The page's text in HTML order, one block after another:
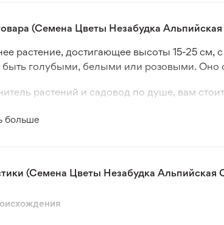
(Семена Цветы Незабудка
растение, достигающее высоты 15-25
быть голубыми, белыми или розовыми. Оно
растений и садовод по душе, вам
классических видов, эксклюзивных
больше
(Семена Цветы Незабудка Альпийская